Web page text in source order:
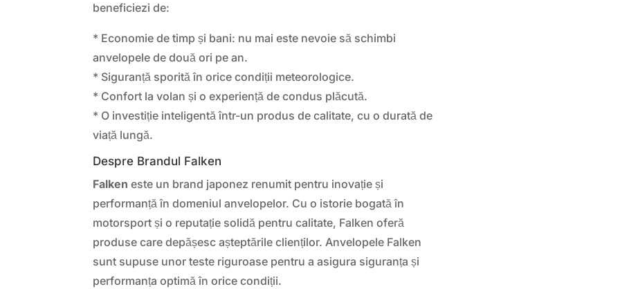
beneficiezi de:
* Economie de timp și bani: nu mai este nevoie să schimbi
anvelopele de două ori pe an.
* Siguranță sporită în orice condiții meteorologice.
* Confort la volan și o experiență de condus plăcută.
* O investiție inteligentă într-un produs de calitate, cu o durată de
viață lungă.
Despre Brandul Falken
Falken este un brand japonez renumit pentru inovație și
performanță în domeniul anvelopelor. Cu o istorie bogată în
motorsport și o reputație solidă pentru calitate, Falken oferă
produse care depășesc așteptările clienților. Anvelopele Falken
sunt supuse unor teste riguroase pentru a asigura siguranța și
performanța optimă în orice condiții.